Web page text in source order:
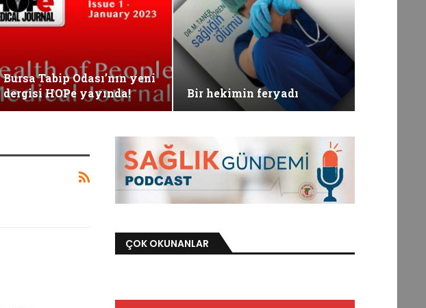
Bursa Tabip Odası’nın yeni
dergisi HOPe yayında!
Bir hekimin feryadı
ÇOK OKUNANLAR